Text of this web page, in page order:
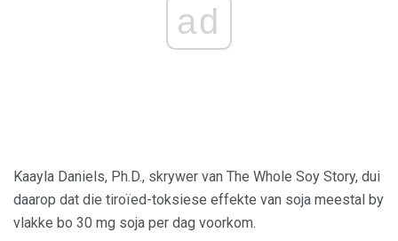
ad
Kaayla Daniels, Ph.D., skrywer van The Whole Soy Story, dui
daarop dat die tiroïed-toksiese effekte van soja meestal by
vlakke bo 30 mg soja per dag voorkom.